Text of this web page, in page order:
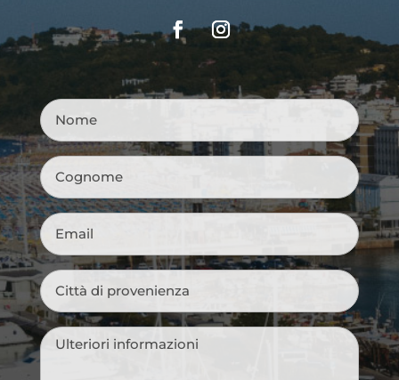
Nome
Cognome
Email
Città
di
provenienza*
Messaggio